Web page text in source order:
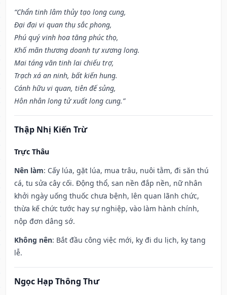
“Chẩn tinh lâm thủy tạo long cung,
Đại đại vi quan thụ sắc phong,
Phú quý vinh hoa tăng phúc thọ,
Khố mãn thương doanh tự xương long.
Mai táng văn tinh lai chiếu trợ,
Trạch xá an ninh, bất kiến hung.
Cánh hữu vi quan, tiên đế sủng,
Hôn nhân long tử xuất long cung.”
Thập Nhị Kiến Trừ
Trực Thâu
Nên làm: Cấy lúa, gặt lúa, mua trâu, nuôi tằm, đi săn thú
cá, tu sửa cây cối. Động thổ, san nền đắp nền, nữ nhân
khởi ngày uống thuốc chưa bệnh, lên quan lãnh chức,
thừa kế chức tước hay sự nghiệp, vào làm hành chính,
nộp đơn dâng sớ.
Không nên: Bắt đầu công việc mới, kỵ đi du lịch, kỵ tang
lễ.
Ngọc Hạp Thông Thư